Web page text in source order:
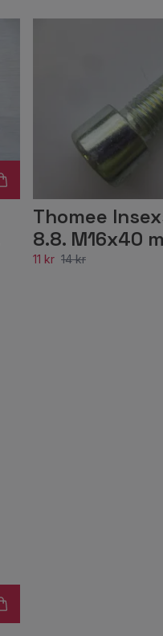
Thomee
8.8. M16x40
11 kr 14 kr